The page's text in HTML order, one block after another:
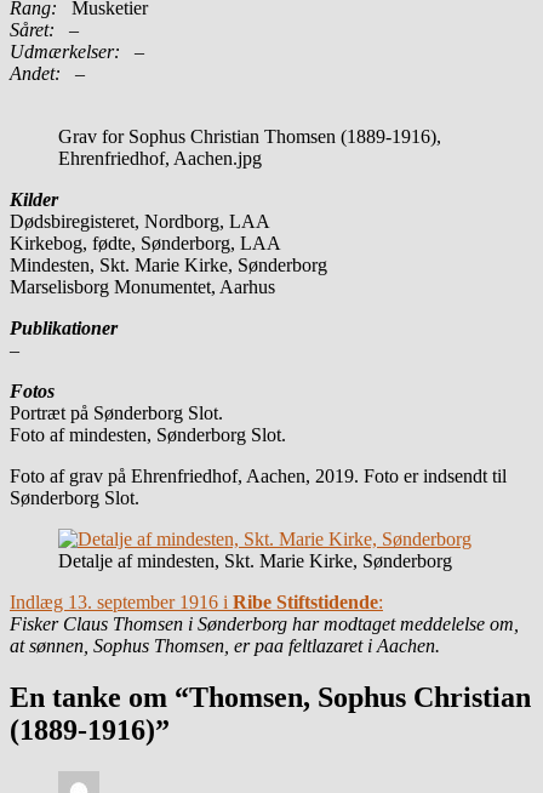
Rang:
Musketier
Såret: –
Udmærkelser: –
Andet: –
Grav for Sophus Christian Thomsen (1889-1916),
Ehrenfriedhof, Aachen.jpg
Kilder
Dødsbiregisteret, Nordborg, LAA
Kirkebog, fødte, Sønderborg, LAA
Mindesten, Skt. Marie Kirke, Sønderborg
Marselisborg Monumentet, Aarhus
Publikationer
–
Fotos
Portræt på Sønderborg Slot.
Foto af mindesten, Sønderborg Slot.
Foto af grav på Ehrenfriedhof, Aachen, 2019. Foto er indsendt til
Sønderborg Slot.
Detalje af mindesten, Skt. Marie Kirke, Sønderborg
Indlæg 13. september 1916 i Ribe Stiftstidende:
Fisker Claus Thomsen i Sønderborg har modtaget meddelelse om,
at sønnen, Sophus Thomsen, er paa feltlazaret i Aachen.
En tanke om “Thomsen, Sophus Christian
(1889-1916)”